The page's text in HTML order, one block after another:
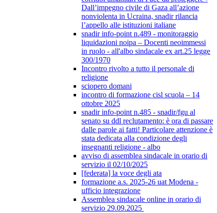
Dall’impegno civile di Gaza all’azione
nonviolenta in Ucraina, snadir rilancia
l’appello alle istituzioni italiane
snadir info-point n.489 - monitoraggio
liquidazioni noipa – Docenti neoimmessi
in ruolo - all'albo sindacale ex art.25 legge
300/1970
Incontro rivolto a tutto il personale di
religione
sciopero domani
incontro di formazione cisl scuola – 14
ottobre 2025
snadir info-point n.485 - snadir/fgu al
senato su ddl reclutamento: è ora di passare
dalle parole ai fatti! Particolare attenzione è
stata dedicata alla condizione degli
insegnanti religione - albo
avviso di assemblea sindacale in orario di
servizio il 02/10/2025
[federata] la voce degli ata
formazione a.s. 2025-26 uat Modena -
ufficio integrazione
Assemblea sindacale online in orario di
servizio 29.09.2025